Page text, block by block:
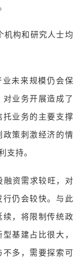
机构和研究人士均
未来规模仍会保
业务开展造成了
托业务的主要支撑
政策刺激经济的情
支持。
融资需求较旺，对
仍会较快。与此
续，将限制传统政
基建占比很大，
多，需要探索可